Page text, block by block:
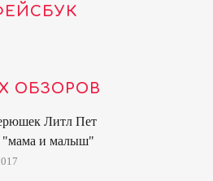
ОБЗОРОВ
Литл Пет
"мама и малыш"